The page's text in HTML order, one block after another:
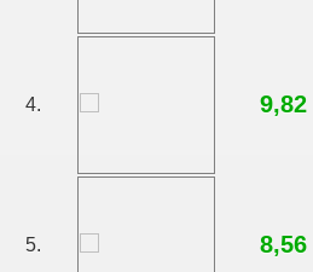
4. 9,82
5. 8,56